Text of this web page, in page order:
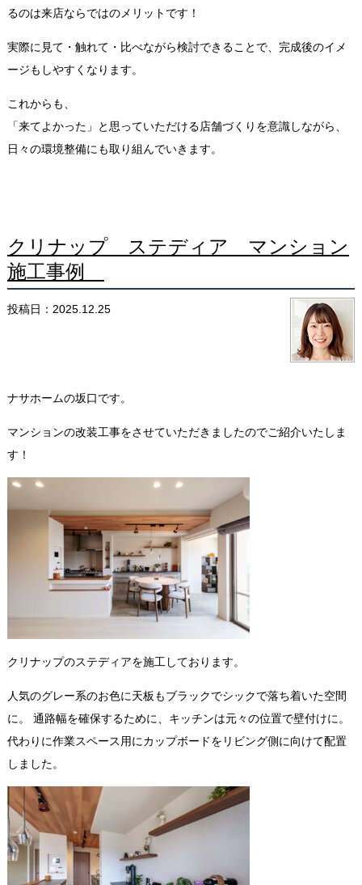
るのは来店ならではのメリットです！
実際に見て・触れて・比べながら検討できることで、 完成後のイメ
ージもしやすくなります。
これからも、
「来てよかった」と思っていただける店舗づくり を意識しながら、
日々の環境整備にも取り組んでいきます。
クリナップ ステディア マンション
施工事例
投稿日：2025.12.25
ナサホームの坂口です。
マンションの改装工事をさせていただきましたのでご紹介いたしま
す！
クリナップのステディアを施工しております。
人気のグレー系のお色に天板もブラックでシックで落ち着いた空間
に。 通路幅を確保するために、キッチンは元々の位置で壁付けに。
代わりに作業スペース用にカップボードをリビング側に向けて配置
しました。